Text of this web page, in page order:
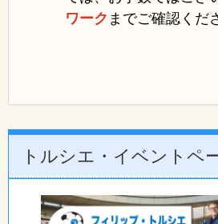
ワーク までご確認くだ
トルシエ・イベントペ